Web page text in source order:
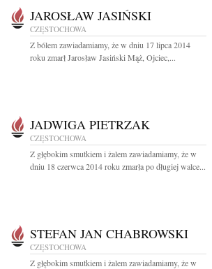
JAROSŁAW JASIŃSKI
CZĘSTOCHOWA
Z bólem zawiadamiamy, że w dniu 17 lipca 2014
roku zmarł Jarosław Jasiński Mąż, Ojciec,...
JADWIGA PIETRZAK
CZĘSTOCHOWA
Z głębokim smutkiem i żalem zawiadamiamy, że w
dniu 18 czerwca 2014 roku zmarła po długiej walce...
STEFAN JAN CHABROWSKI
CZĘSTOCHOWA
Z głębokim smutkiem i żalem zawiadamiamy, że w